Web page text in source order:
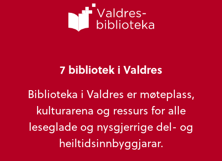
7 bibliotek i Valdres
Biblioteka i Valdres er møteplass,
kulturarena og ressurs for alle
leseglade og nysgjerrige del- og
heiltidsinnbyggjarar.